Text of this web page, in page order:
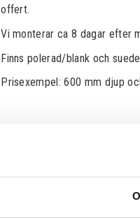
offert.
Vi monterar ca 8 dagar efter
Finns polerad/blank och
Prisexempel: 600 mm djup